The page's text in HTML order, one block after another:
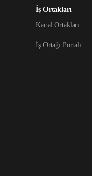
İş Ortakları
Kanal Ortakları
İş Ortağı Portalı